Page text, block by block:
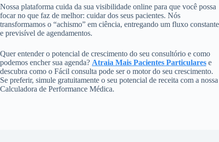
Nossa plataforma cuida da sua visibilidade online para que você possa
focar no que faz de melhor: cuidar dos seus pacientes. Nós
transformamos o “achismo” em ciência, entregando um fluxo constante
e previsível de agendamentos.
Quer entender o potencial de crescimento do seu consultório e como
podemos encher sua agenda? Atraia Mais Pacientes Particulares e
descubra como o Fácil consulta pode ser o motor do seu crescimento.
Se preferir, simule gratuitamente o seu potencial de receita com a nossa
Calculadora de Performance Médica.